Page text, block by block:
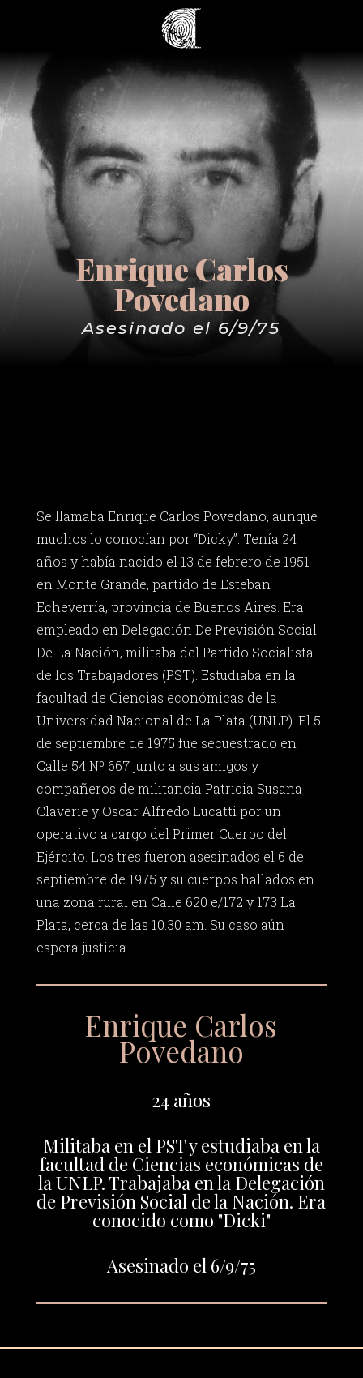
Enrique Carlos
Povedano
Asesinado el 6/9/75
Se llamaba Enrique Carlos Povedano, aunque
muchos lo conocían por “Dicky”. Tenía 24
años y había nacido el 13 de febrero de 1951
en Monte Grande, partido de Esteban
Echeverría, provincia de Buenos Aires. Era
empleado en Delegación De Previsión Social
De La Nación, militaba del Partido Socialista
de los Trabajadores (PST). Estudiaba en la
facultad de Ciencias económicas de la
Universidad Nacional de La Plata (UNLP). El 5
de septiembre de 1975 fue secuestrado en
Calle 54 Nº 667 junto a sus amigos y
compañeros de militancia Patricia Susana
Claverie y Oscar Alfredo Lucatti por un
operativo a cargo del Primer Cuerpo del
Ejército. Los tres fueron asesinados el 6 de
septiembre de 1975 y su cuerpos hallados en
una zona rural en Calle 620 e/172 y 173 La
Plata, cerca de las 10.30 am. Su caso aún
espera justicia.
Enrique Carlos
Povedano
24 años
Militaba en el PST y estudiaba en la
facultad de Ciencias económicas de
la UNLP. Trabajaba en la Delegación
de Previsión Social de la Nación. Era
conocido como "Dicki"
Asesinado el 6/9/75